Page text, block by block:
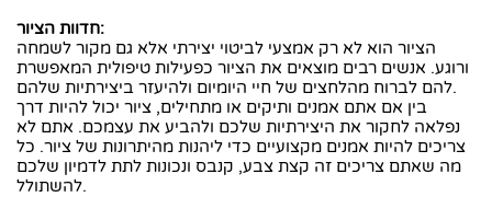
חדוות הציור:
הציור הוא לא רק אמצעי לביטוי יצירתי אלא גם מקור לשמחה
ורוגע. אנשים רבים מוצאים את הציור כפעילות טיפולית המאפשרת
להם לברוח מהלחצים של חיי היומיום ולהיעזר ביצירתיות שלהם.
בין אם אתם אמנים ותיקים או מתחילים, ציור יכול להיות דרך
נפלאה לחקור את היצירתיות שלכם ולהביע את עצמכם. אתם לא
צריכים להיות אמנים מקצועיים כדי ליהנות מהיתרונות של ציור. כל
מה שאתם צריכים זה קצת צבע, קנבס ונכונות לתת לדמיון שלכם
להשתולל.